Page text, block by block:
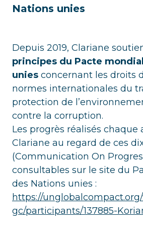
Nations unies
Depuis 2019, Clariane
principes du Pacte
unies concernant les droits
normes internationales du
protection de
contre la corruption.
Les progrès réalisés chaque
Clariane au regard de ces
(Communication On
consultables sur le site du
des Nations unies :
https://
gc/participants/137885-